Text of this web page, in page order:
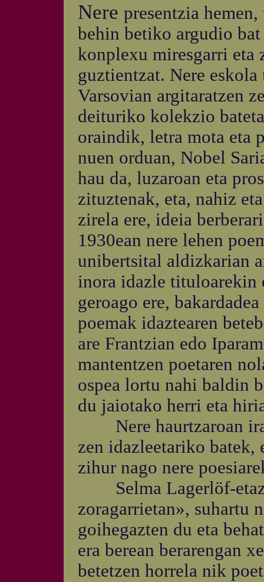
Nere presentzia
behin betiko argudio
konplexu miresgarri eta
guztientzat. Nere
Varsovian argitaratzen
deituriko kolekzio
oraindik, letra mota eta
nuen orduan, Nobel
hau da, luzaroan eta
zituztenak, eta, nahiz
zirela ere, ideia
1930ean nere lehen
unibertsital aldizkarian
inora idazle tituloarekin
geroago ere,
poemak idaztearen
are Frantzian edo
mantentzen poetaren
ospea lortu nahi baldin
du jaiotako herri eta
Nere haurtzaroan
zen idazleetariko batek,
zihur nago nere
Selma Lagerlöf-etaz
zoragarrietan», suhartu
goihegazten du eta
era berean berarengan
betetzen horrela nik